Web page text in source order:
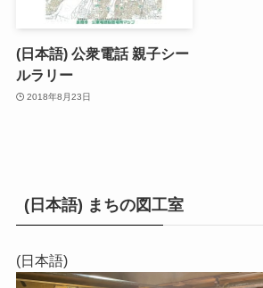
(日本語) 公衆電話 親子シー
ルラリー
2018年8月23日
(日本語) まちの図工室
(日本語)